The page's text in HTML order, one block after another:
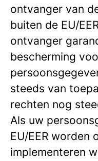
ontvanger van
buiten de EU/
ontvanger
bescherming
steeds van
rechten nog
Als uw
EU/EER worden
implementeren